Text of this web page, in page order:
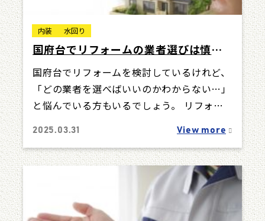
内装 水回り
国府台でリフォームの業者選びは慎重
に｜おすすめの業者7選
国府台でリフォームを検討しているけれど、
「どの業者を選べばいいのかわからない…」
と悩んでいる方もいるでしょう。 リフォー
2025.03.31 View more